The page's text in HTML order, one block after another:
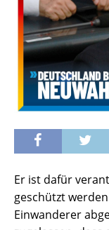
Er ist dafür
geschützt
Einwanderer